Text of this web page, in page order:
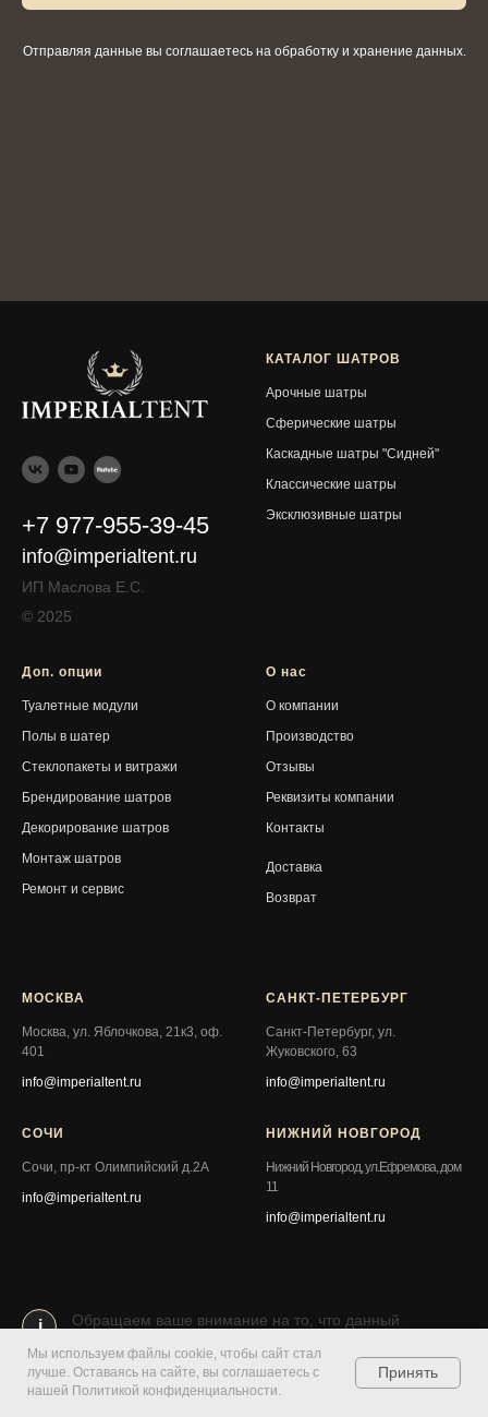
Отправляя данные вы соглашаетесь на обработку и хранение данных.
Мы используем файлы cookie, чтобы сайт стал
лучше. Оставаясь на сайте, вы соглашаетесь с
нашей Политикой конфиденциальности.
Принять
+7 977-955-39-45
info@imperialtent.ru
ИП Маслова Е.С.
© 2025
КАТАЛОГ ШАТРОВ
Арочные шатры
Сферические шатры
Каскадные шатры "Сидней"
Классические шатры
Эксклюзивные шатры
Доп. опции
Туалетные модули
Полы в шатер
Стеклопакеты и витражи
Брендирование шатров
Декорирование шатров
Монтаж шатров
Ремонт и сервис
О нас
О компании
Производство
Отзывы
Реквизиты компании
Контакты
Доставка
Возврат
МОСКВА
Москва, ул. Яблочкова, 21к3, оф.
401
info@imperialtent.ru
САНКТ-ПЕТЕРБУРГ
Санкт-Петербург, ул.
Жуковского, 63
info@imperialtent.ru
СОЧИ
Сочи, пр-кт Олимпийский д.2А
info@imperialtent.ru
НИЖНИЙ НОВГОРОД
Нижний Новгород, ул.Ефремова, дом
11
info@imperialtent.ru
i
Обращаем ваше внимание на то, что данный
информационный характер и ни при каких условиях
не является публичной офертой, определяемой